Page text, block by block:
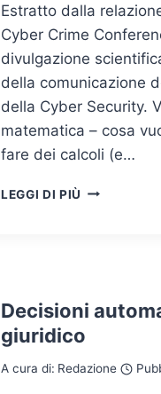
POLICY”
OLANDESE
PER
LA
DEI
DATI
Estratto dalla
Cyber Crime
divulgazione
della comunicazione
della Cyber Security.
matematica – cosa
fare dei calcoli (e…
LEGGI DI PIÙ
Decisioni
giuridico
A cura di: Redazione